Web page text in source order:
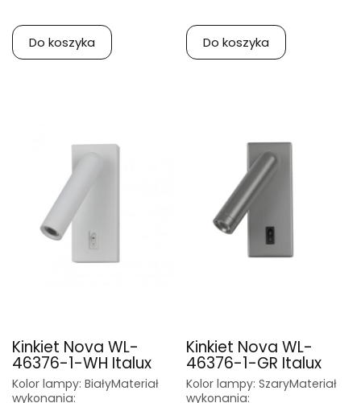
Do koszyka Do koszyka
Kinkiet Nova WL-
46376-1-WH Italux
Kolor lampy: BiałyMateriał
wykonania:
Kinkiet Nova WL-
46376-1-GR Italux
Kolor lampy: SzaryMateriał
wykonania: